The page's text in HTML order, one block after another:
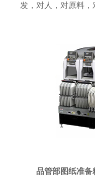
发，对人，对原料
品管部图纸准